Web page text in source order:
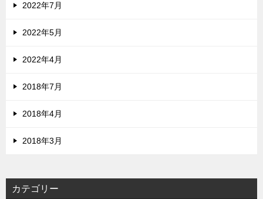
2022年7月
2022年5月
2022年4月
2018年7月
2018年4月
2018年3月
カテゴリー